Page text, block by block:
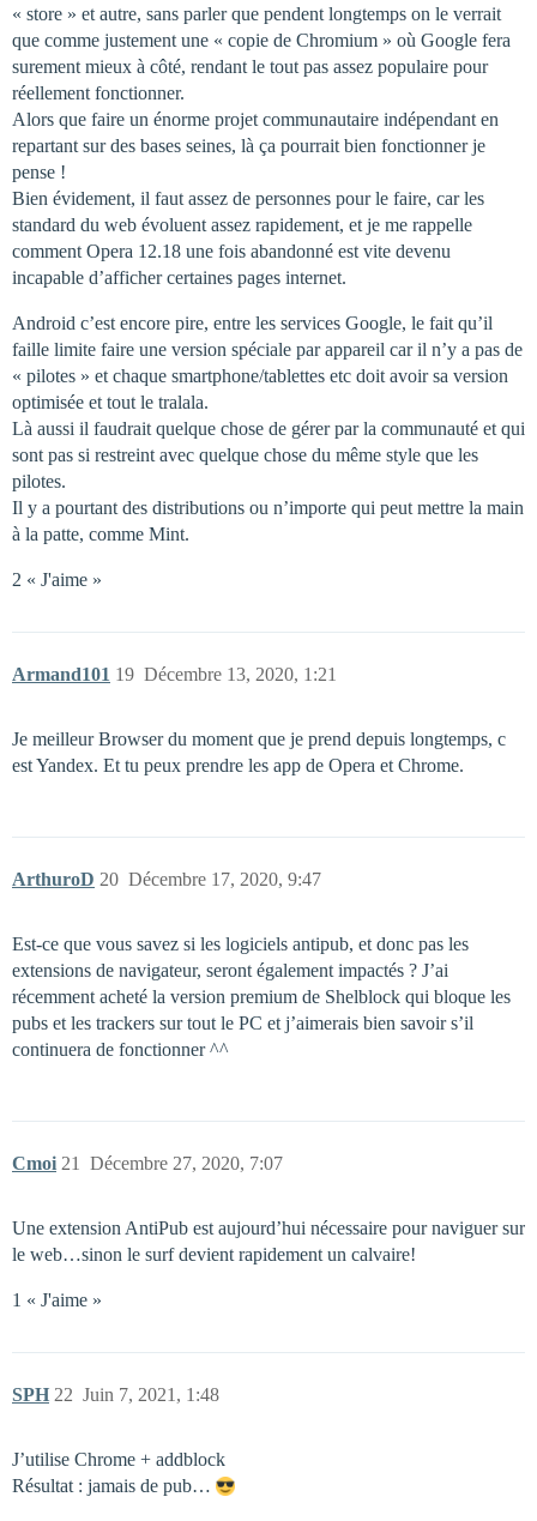
« store » et autre, sans parler que pendent longtemps on le verrait
que comme justement une « copie de Chromium » où Google fera
surement mieux à côté, rendant le tout pas assez populaire pour
réellement fonctionner.
Alors que faire un énorme projet communautaire indépendant en
repartant sur des bases seines, là ça pourrait bien fonctionner je
pense !
Bien évidement, il faut assez de personnes pour le faire, car les
standard du web évoluent assez rapidement, et je me rappelle
comment Opera 12.18 une fois abandonné est vite devenu
incapable d’afficher certaines pages internet.
Android c’est encore pire, entre les services Google, le fait qu’il
faille limite faire une version spéciale par appareil car il n’y a pas de
« pilotes » et chaque smartphone/tablettes etc doit avoir sa version
optimisée et tout le tralala.
Là aussi il faudrait quelque chose de gérer par la communauté et qui
sont pas si restreint avec quelque chose du même style que les
pilotes.
Il y a pourtant des distributions ou n’importe qui peut mettre la main
à la patte, comme Mint.
2 « J'aime »
Armand101 Décembre 13, 2020, 1:21
19
Je meilleur Browser du moment que je prend depuis longtemps, c
est Yandex. Et tu peux prendre les app de Opera et Chrome.
ArthuroD Décembre 17, 2020, 9:47
20
Est-ce que vous savez si les logiciels antipub, et donc pas les
extensions de navigateur, seront également impactés ? J’ai
récemment acheté la version premium de Shelblock qui bloque les
pubs et les trackers sur tout le PC et j’aimerais bien savoir s’il
continuera de fonctionner ^^
Cmoi Décembre 27, 2020, 7:07
21
Une extension AntiPub est aujourd’hui nécessaire pour naviguer sur
le web…sinon le surf devient rapidement un calvaire!
1 « J'aime »
SPH Juin 7, 2021, 1:48
22
J’utilise Chrome + addblock
Résultat : jamais de pub…